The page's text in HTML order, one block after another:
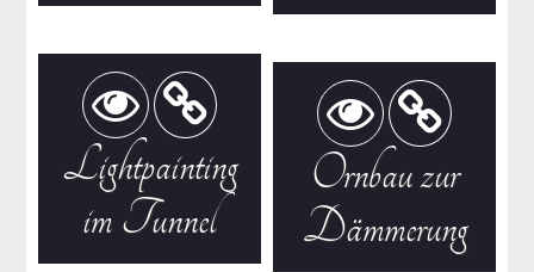
Lightpainting
im Tunnel
Ornbau zur
Dämmerung